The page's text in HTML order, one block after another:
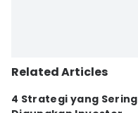
Related Articles
4 Strategi yang Sering